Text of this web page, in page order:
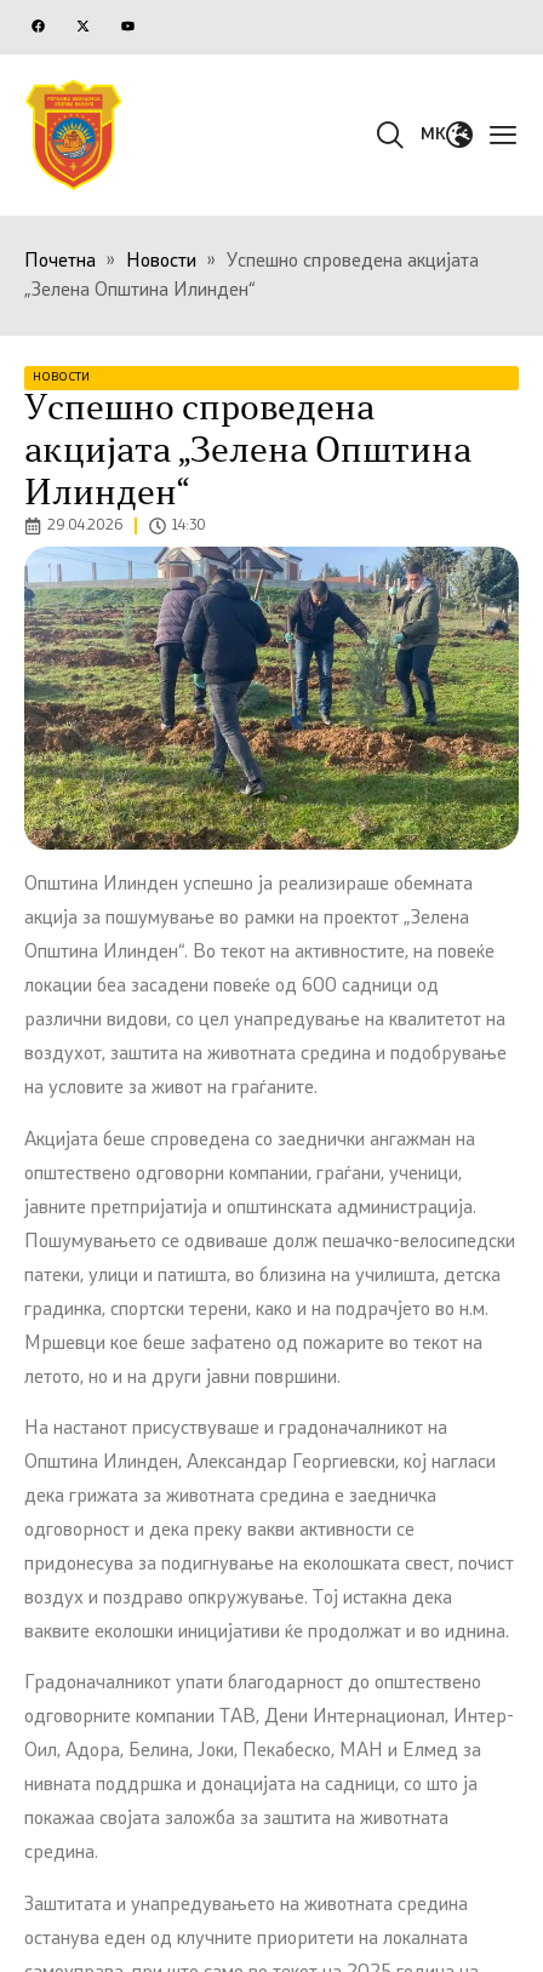
MK
Почетна » Новости »
Успешно спроведена акцијата
„Зелена Општина Илинден“
НОВОСТИ
Успешно спроведена
акцијата „Зелена Општина
Илинден“
29.04.2026 14:30
Општина Илинден успешно ја реализираше обемната
акција за пошумување во рамки на проектот „Зелена
Општина Илинден“. Во текот на активностите, на повеќе
локации беа засадени повеќе од 600 садници од
различни видови, со цел унапредување на квалитетот на
воздухот, заштита на животната средина и подобрување
на условите за живот на граѓаните.
Акцијата беше спроведена со заеднички ангажман на
општествено одговорни компании, граѓани, ученици,
јавните претпријатија и општинската администрација.
Пошумувањето се одвиваше долж пешачко-велосипедски
патеки, улици и патишта, во близина на училишта, детска
градинка, спортски терени, како и на подрачјето во н.м.
Мршевци кое беше зафатено од пожарите во текот на
летото, но и на други јавни површини.
На настанот присуствуваше и градоначалникот на
Општина Илинден, Александар Георгиевски, кој нагласи
дека грижата за животната средина е заедничка
одговорност и дека преку вакви активности се
придонесува за подигнување на еколошката свест, почист
воздух и поздраво опкружување. Тој истакна дека
ваквите еколошки иницијативи ќе продолжат и во иднина.
Градоначалникот упати благодарност до општествено
одговорните компании ТАВ, Дени Интернационал, Интер-
Оил, Адора, Белина, Јоки, Пекабеско, МАН и Елмед за
нивната поддршка и донацијата на садници, со што ја
покажаа својата заложба за заштита на животната
средина.
Заштитата и унапредувањето на животната средина
останува еден од клучните приоритети на локалната